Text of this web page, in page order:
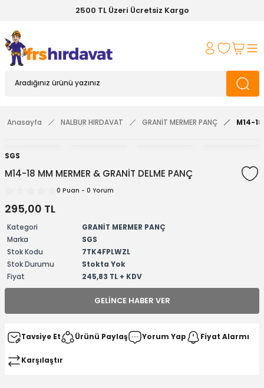
2500 TL Üzeri Ücretsiz Kargo
Anasayfa NALBUR HIRDAVAT GRANİT MERMER PANÇ M14-18
SGS
M14-18 MM MERMER & GRANİT DELME PANÇ
0 Puan - 0 Yorum
295,00 TL
Kategori
GRANİT MERMER PANÇ
Marka
SGS
Stok Kodu
7TK4FPLWZL
Stok Durumu
Stokta Yok
Fiyat
245,83 TL + KDV
GELINCE HABER VER
Tavsiye Et Ürünü Paylaş Yorum Yap Fiyat Alarmı
Karşılaştır